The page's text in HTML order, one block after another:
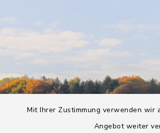
Mit Ihrer Zustimmung verwenden wir
Angebot weiter